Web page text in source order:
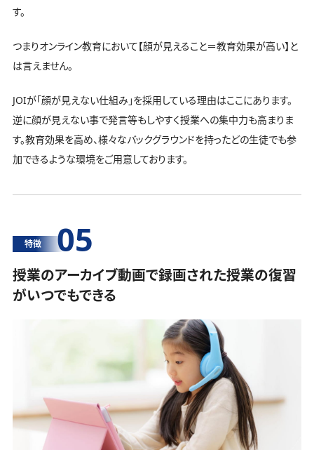
す。
つまりオンライン教育において【顔が見えること＝教育効果が高い】と
は言えません。
JOIが「顔が見えない仕組み」を採用している理由はここにあります。
逆に顔が見えない事で発言等もしやすく授業への集中力も高まりま
す。教育効果を高め、様々なバックグラウンドを持ったどの生徒でも参
加できるような環境をご用意しております。
特徴 05
授業のアーカイブ動画で録画された授業の復習
がいつでもできる